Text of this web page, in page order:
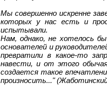
Мы совершенно искренне
которых у нас есть и
испытывали.
Нам, однако, не хотелось
основателей и
превратили в какое-то
навести, и от этого
создается такое
произносить..."